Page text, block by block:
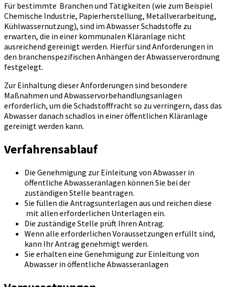
Für bestimmte Branchen und Tätigkeiten (wie zum Beispiel
Chemische Industrie, Papierherstellung, Metallverarbeitung,
Kühlwassernutzung), sind im Abwasser Schadstoffe zu
erwarten, die in einer kommunalen Kläranlage nicht
ausreichend gereinigt werden. Hierfür sind Anforderungen in
den branchenspezifischen Anhängen der Abwasserverordnung
festgelegt.
Zur Einhaltung dieser Anforderungen sind besondere
Maßnahmen und Abwasservorbehandlungsanlagen
erforderlich, um die Schadstofffracht so zu verringern, dass das
Abwasser danach schadlos in einer öffentlichen Kläranlage
gereinigt werden kann.
Verfahrensablauf
Die Genehmigung zur Einleitung von Abwasser in
öffentliche Abwasseranlagen können Sie bei der
zuständigen Stelle beantragen.
Sie füllen die Antragsunterlagen aus und reichen diese
mit allen erforderlichen Unterlagen ein.
Die zuständige Stelle prüft Ihren Antrag.
Wenn alle erforderlichen Voraussetzungen erfüllt sind,
kann Ihr Antrag genehmigt werden.
Sie erhalten eine Genehmigung zur Einleitung von
Abwasser in öffentliche Abwasseranlagen